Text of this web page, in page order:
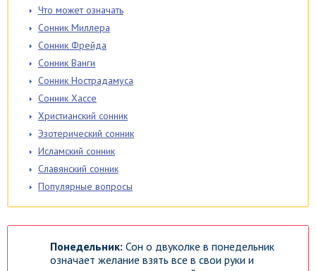
Что может означать
Сонник Миллера
Сонник Фрейда
Сонник Ванги
Сонник Нострадамуса
Сонник Хассе
Христианский сонник
Эзотерический сонник
Исламский сонник
Славянский сонник
Популярные вопросы
Понедельник: Сон о двуколке в понедельник
означает желание взять все в свои руки и